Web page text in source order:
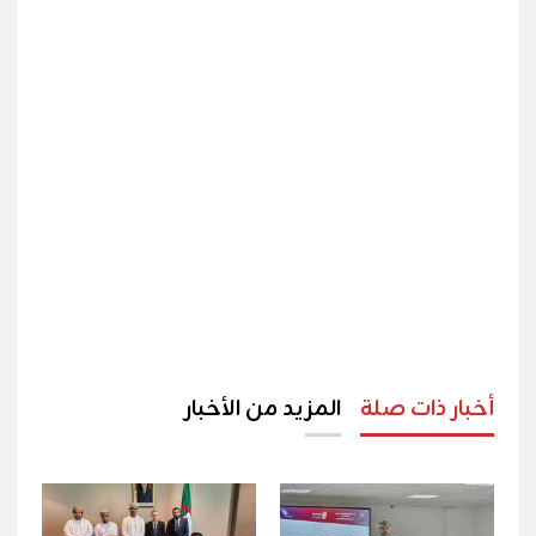
أخبار ذات صلة المزيد من الأخبار